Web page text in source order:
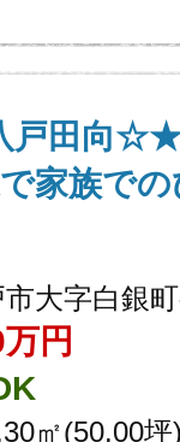
田向
家族で
市大字白銀
円
㎡(50.00坪